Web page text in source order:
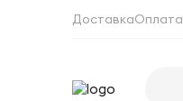
ДоставкаОплата